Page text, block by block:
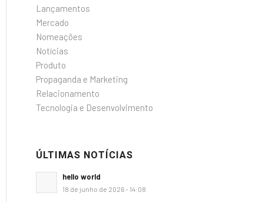
Lançamentos
Mercado
Nomeações
Notícias
Produto
Propaganda e Marketing
Relacionamento
Tecnologia e Desenvolvimento
ÚLTIMAS NOTÍCIAS
hello world
18 de junho de 2026 - 14:08